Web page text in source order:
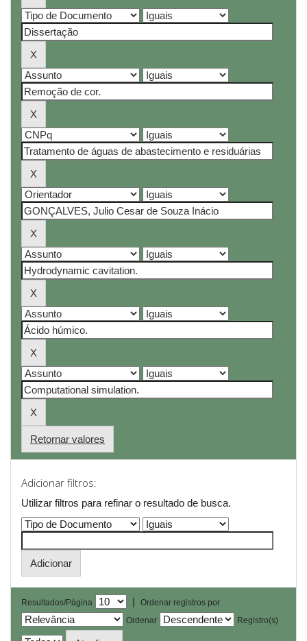
Retornar valores
Adicionar filtros:
Utilizar filtros para refinar o resultado de busca.
Resultados/Página |
Ordenar registros por
Ordenar
Registro(s)